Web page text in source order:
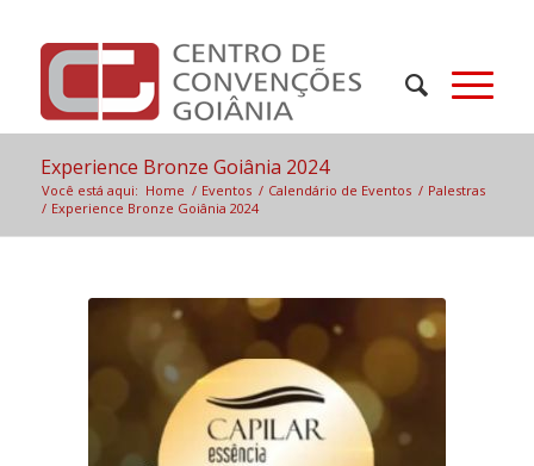
Experience Bronze Goiânia 2024
Você está aqui: Home / Eventos / Calendário de Eventos / Palestras
/ Experience Bronze Goiânia 2024